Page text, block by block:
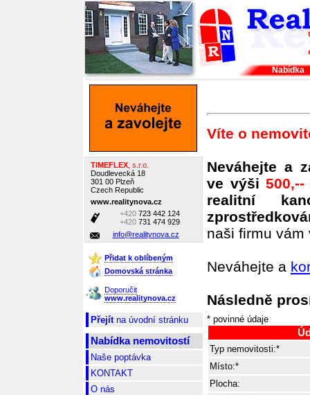
Nabídka
TIMEFLEX, s.r.o.
Doudlevecká 18
301 00 Plzeň
Czech Republic
www.realitynova.cz
+420723 442 124
+420731 474 929
info@realitynova.cz
Přidat k oblíbeným
Domovská stránka
Doporučit
www.realitynova.cz
Přejítna úvodní stránku
Nabídka nemovitostí
Naše poptávka
KONTAKT
O nás
Víte o
Neváhejte a
ve výši
realitní
naši firmu
Neváhejte a
Následně
* povinné údaje
Typ nemovitosti:*
Místo:*
Plocha: